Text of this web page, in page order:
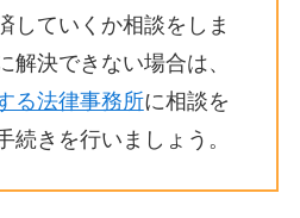
していくか相談をしま
解決できない場合は、
る法律事務所に相談を
続きを行いましょう。